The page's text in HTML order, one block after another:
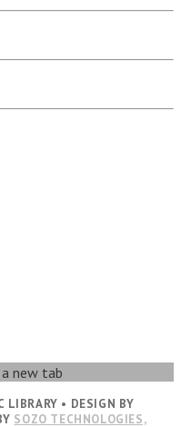
new tab
LIBRARY • DESIGN BY
SOZO TECHNOLOGIES,